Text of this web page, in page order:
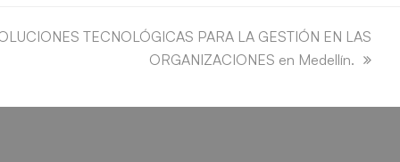
TECNOLÓGICAS PARA LA GESTIÓN EN LAS
ORGANIZACIONES en Medellín.